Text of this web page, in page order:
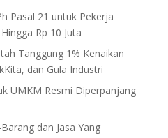
Pasal 21 untuk Pekerja
Rp 10 Juta
Tanggung 1% Kenaikan
dan Gula Industri
UMKM Resmi Diperpanjang
dan Jasa Yang